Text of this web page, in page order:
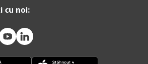
cu noi: